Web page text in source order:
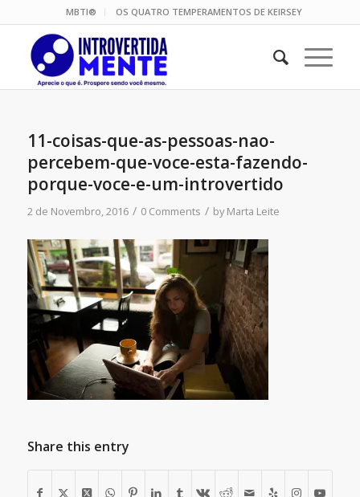
MBTI® OS QUATRO TEMPERAMENTOS DE KEIRSEY
11-coisas-que-as-pessoas-nao-
percebem-que-voce-esta-fazendo-
porque-voce-e-um-introvertido
2 de Novembro, 2016 / 0 Comments / byMarta Leite
Share this entry